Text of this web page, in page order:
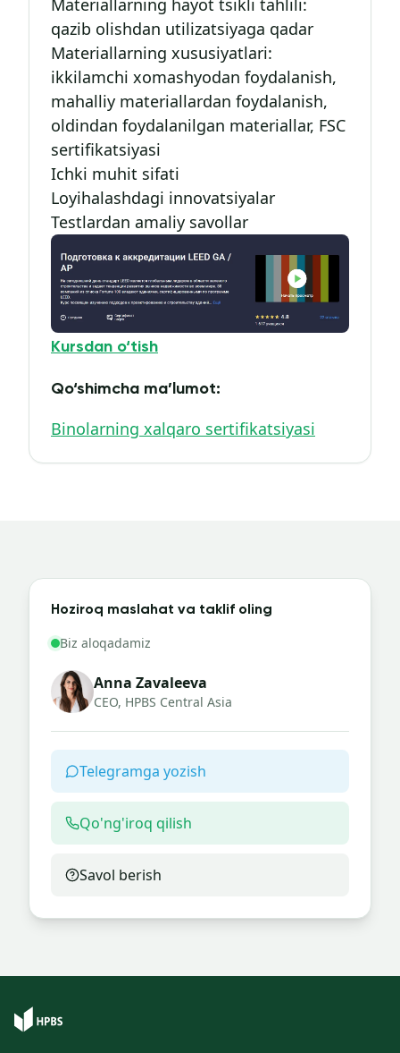
Materiallarning hayot tsikli tahlili:
qazib olishdan utilizatsiyaga qadar
Materiallarning xususiyatlari:
ikkilamchi xomashyodan foydalanish,
mahalliy materiallardan foydalanish,
oldindan foydalanilgan materiallar, FSC
sertifikatsiyasi
Ichki muhit sifati
Loyihalashdagi innovatsiyalar
Testlardan amaliy savollar
Kursdan o‘tish
Qo‘shimcha ma’lumot:
Binolarning xalqaro sertifikatsiyasi
Hoziroq maslahat va taklif oling
Biz aloqadamiz
Anna Zavaleeva
CEO, HPBS Central Asia
Telegramga yozish
Qo'ng'iroq qilish
Savol berish